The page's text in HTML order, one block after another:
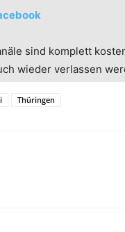
sind komplett
wieder verlassen
Thüringen